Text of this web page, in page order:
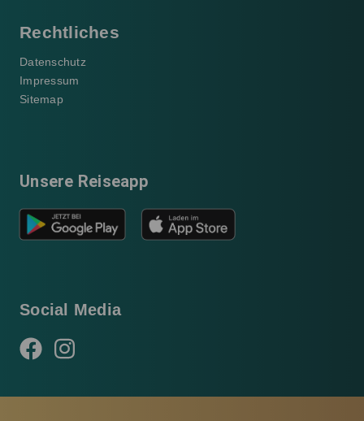
Rechtliches
Datenschutz
Impressum
Sitemap
Unsere Reiseapp
Social Media